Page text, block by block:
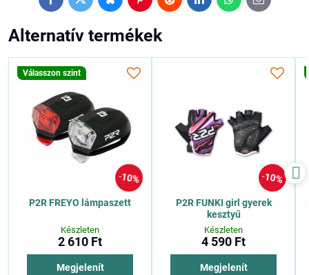
FacebookTwitterBlueskyPinterestRedditLinkedInWhatsApp
E-
mail
Alternatív termékek
10%
Válasszon szint
P2R FREYO lámpaszett
Készleten
2 610 Ft
Megjelenít
10%
P2R FUNKI girl gyerek
kesztyű
Készleten
4 590 Ft
Megjelenít